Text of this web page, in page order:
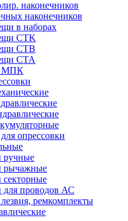
наконечников
наконечников
в наборах
CTK
CTB
CTA
МПК
опрессовки
проводов АС
ремкомплекты